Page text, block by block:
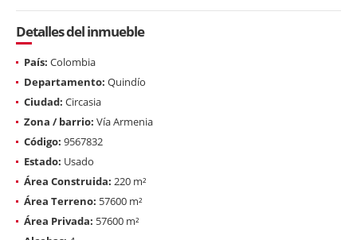
Detalles del inmueble
País: Colombia
Departamento: Quindío
Ciudad: Circasia
Zona / barrio: Vía Armenia
Código: 9567832
Estado: Usado
Área Construida: 220 m²
Área Terreno: 57600 m²
Área Privada: 57600 m²